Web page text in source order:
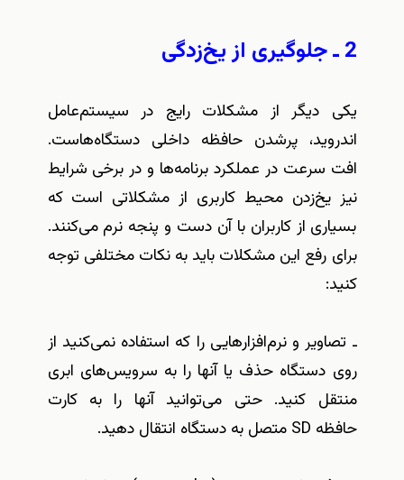
2 ـ جلوگیری از یخ‌زدگی
یکی دیگر از مشکلات رایج در سیستم‌عامل
اندروید، پرشدن حافظه داخلی دستگاه‌هاست.
افت سرعت در عملکرد برنامه‌ها و در برخی شرایط
نیز یخ‌زدن محیط کاربری از مشکلاتی است که
بسیاری از کاربران با آن دست و پنجه نرم می‌کنند.
برای رفع این مشکلات ‌باید به نکات مختلفی توجه
کنید:
ـ تصاویر و نرم‌افزارهایی را که استفاده نمی‌کنید از
روی دستگاه حذف یا آنها را به سرویس‌های ابری
منتقل کنید. حتی می‌توانید آنها را به کارت
حافظه‌ SD متصل به دستگاه انتقال دهید.